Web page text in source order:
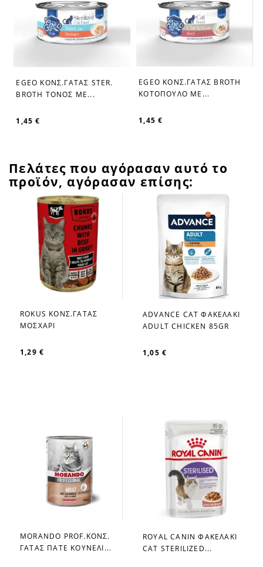
favorite_border
EGEO ΚΟΝΣ.ΓΑΤΑΣ STER.
BROTH ΤΟΝΟΣ ΜΕ...
1,45 €
favorite_border
EGEO ΚΟΝΣ.ΓΑΤΑΣ BROTH
ΚΟΤΟΠΟΥΛΟ ΜΕ...
1,45 €
Πελάτες που αγόρασαν αυτό το
προϊόν, αγόρασαν επίσης:
favorite_border
ROKUS ΚΟΝΣ.ΓΑΤΑΣ
ΜΟΣΧΑΡΙ
1,29 €
favorite_border
ADVANCE CAT ΦΑΚΕΛΑΚΙ
ADULT CHICKEN 85GR
1,05 €
favorite_border
ΜΟRANDO PROF.ΚΟΝΣ.
ΓΑΤΑΣ ΠΑΤΕ ΚΟΥΝΕΛΙ...
favorite_border
ROYAL CANIN ΦΑΚΕΛΑΚΙ
CAT STERILIZED...